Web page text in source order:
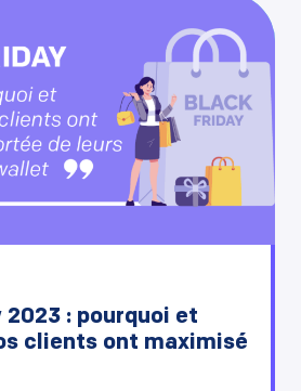
2023 : pourquoi et
clients ont maximisé